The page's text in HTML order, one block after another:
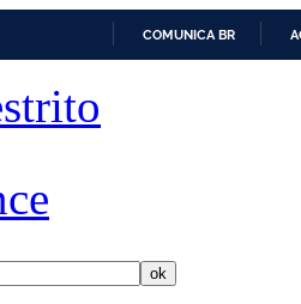
COMUNICA BR